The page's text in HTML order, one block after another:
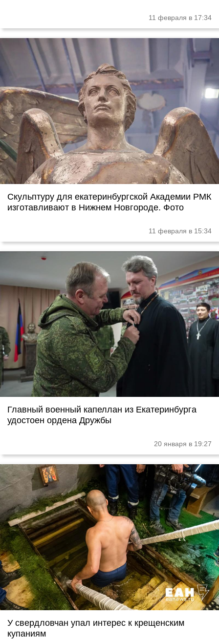
11 февраля в 17:34
Скульптуру для екатеринбургской Академии РМК
изготавливают в Нижнем Новгороде. Фото
11 февраля в 15:34
Главный военный капеллан из Екатеринбурга
удостоен ордена Дружбы
20 января в 19:27
У свердловчан упал интерес к крещенским
купаниям